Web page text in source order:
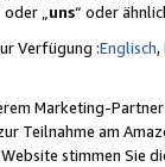
oder „uns“ oder
Verfügung :Englisch,
Marketing-
Teilnahme am
stimmen Sie